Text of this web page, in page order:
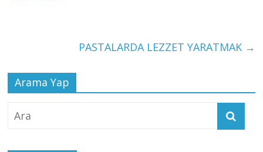
PASTALARDA LEZZET YARATMAK →
Arama Yap